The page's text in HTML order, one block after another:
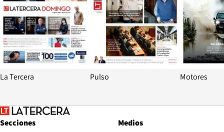
La Tercera Pulso Motores
Secciones
Medios